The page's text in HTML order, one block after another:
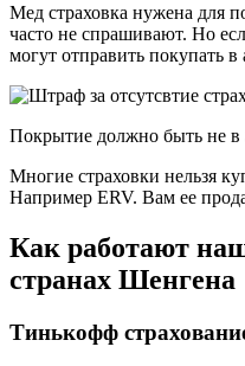
Мед страховка нужена для
часто не спрашивают. Но
могут отправить покупать
Покрытие должно быть не
Многие страховки нельзя
Например ERV. Вам ее
Как работают
странах Шенгена
Тинькофф